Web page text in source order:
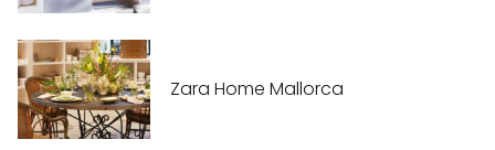
Zara Home Mallorca